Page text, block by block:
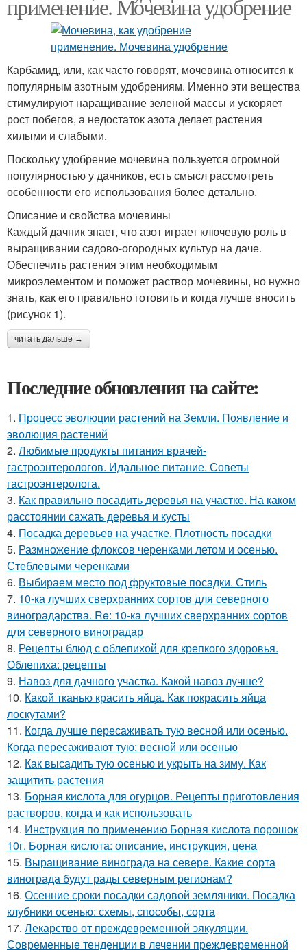
применение. Мочевина удобрение
Карбамид, или, как часто говорят, мочевина относится к
популярным азотным удобрениям. Именно эти вещества
стимулируют наращивание зеленой массы и ускоряет
рост побегов, а недостаток азота делает растения
хилыми и слабыми.
Поскольку удобрение мочевина пользуется огромной
популярностью у дачников, есть смысл рассмотреть
особенности его использования более детально.
Описание и свойства мочевины
Каждый дачник знает, что азот играет ключевую роль в
выращивании садово-огородных культур на даче.
Обеспечить растения этим необходимым
микроэлементом и поможет раствор мочевины, но нужно
знать, как его правильно готовить и когда лучше вносить
(рисунок 1).
читать дальше →
Последние обновления на сайте:
1. Процесс эволюции растений на Земли. Появление и
эволюция растений
2. Любимые продукты питания врачей-
гастроэнтерологов. Идальное питание. Советы
гастроэнтеролога.
3. Как правильно посадить деревья на участке. На каком
расстоянии сажать деревья и кусты
4. Посадка деревьев на участке. Плотность посадки
5. Размножение флоксов черенками летом и осенью.
Стеблевыми черенками
6. Выбираем место под фруктовые посадки. Стиль
7. 10-ка лучших сверхранних сортов для северного
виноградарства. Re: 10-ка лучших сверхранних сортов
для северного виноградар
8. Рецепты блюд с облепихой для крепкого здоровья.
Облепиха: рецепты
9. Навоз для дачного участка. Какой навоз лучше?
10. Какой тканью красить яйца. Как покрасить яйца
лоскутами?
11. Когда лучше пересаживать тую весной или осенью.
Когда пересаживают тую: весной или осенью
12. Как высадить тую осенью и укрыть на зиму. Как
защитить растения
13. Борная кислота для огурцов. Рецепты приготовления
растворов, когда и как использовать
14. Инструкция по применению Борная кислота порошок
10г. Борная кислота: описание, инструкция, цена
15. Выращивание винограда на севере. Какие сорта
винограда будут рады северным регионам?
16. Осенние сроки посадки садовой земляники. Посадка
клубники осенью: схемы, способы, сорта
17. Лекарство от преждевременной эякуляции.
Современные тенденции в лечении преждевременной